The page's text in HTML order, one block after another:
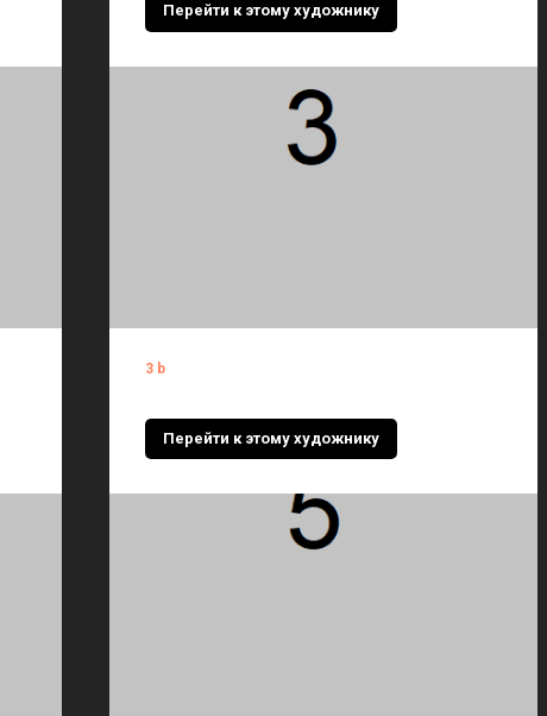
Перейти к этому художнику
3b
Перейти к этому художнику